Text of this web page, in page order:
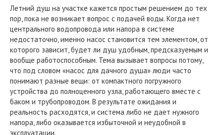
Летний душ на участке кажется простым решением до тех
пор, пока не возникает вопрос с подачей воды. Когда нет
центрального водопровода или напора в системе
недостаточно, именно насос становится тем элементом, от
которого зависит, будет ли душ удобным, предсказуемым и
вообще работоспособным. Тема вызывает вопросы потому,
что под словом «насос для дачного душа» люди часто
понимают разные вещи: от компактного погружного
устройства до полноценного узла, работающего вместе с
баком и трубопроводом. В результате ожидания и
реальность расходятся, и система либо не дает нужного
напора, либо оказывается избыточной и неудобной в
эксплуатации.